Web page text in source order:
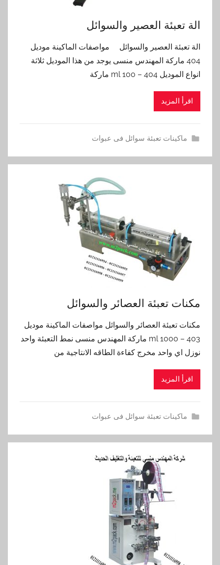
الة تعبئة العصير والسوائل
الة تعبئة العصير والسوائل مواصفات الماكينة موديل
404 ماركة المهندس منسى يوجد من هذا الموديل ثلاثة
انواع الموديل 404 – 100 ml ماركة
اقرأ المزيد
ماكينات تعبئة سوائل فى عبوات
مكنات تعبئة العصائر والسوائل
مكنات تعبئة العصائر والسوائل مواصفات الماكينة موديل
403 – 1000 ml ماركة المهندس منسى نمط التعبئة واحد
نوزل اي واحد مخرج كفاءة الطاقه الانتاجية من
اقرأ المزيد
ماكينات تعبئة سوائل فى عبوات